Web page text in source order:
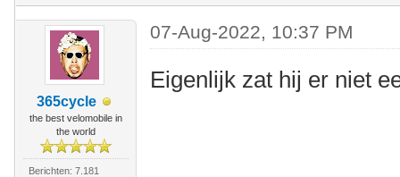
365cycle
the best velomobile in
the world
Berichten: 7.181
07-Aug-2022, 10:37 PM
Eigenlijk zat hij er niet